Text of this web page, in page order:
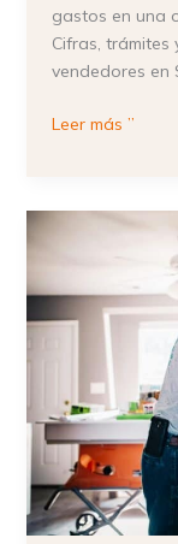
gastos en una
Cifras, trámites
vendedores en
Leer más ”
flipping
inmobiliario
cómo
hacerlo
rentable
en
Chile?